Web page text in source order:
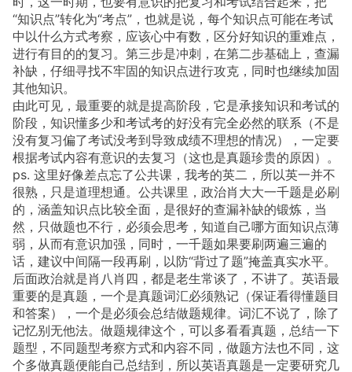
“知识点”转化为“考点”，也就是说，每个知识点可能在考试
中以什么方式考察，应该心中有数，区分好知识的重难点，
进行有目的的复习。第三步是冲刺，在第二步基础上，查漏
补缺，仔细寻找不牢固的知识点进行攻克，同时也继续加固
其他知识。
由此可见，最重要的就是提高阶段，它是承接知识和考试的
阶段，知识懂多少和考试考的好没有完全必然的联系（不是
没有复习偏了考试没考到导致成绩不理想的情况），一定要
根据考试内容有意识的去复习（这也是真题珍贵的原因）。
ps. 这里好像差点忘了公共课，我考的英二，所以英一并不
很熟，只是道理想通。公共课里，政治肖大大一千题是必刷
的，涵盖知识点比较全面，是很好的查漏补缺的锻炼，当
然，只做题也不行，必须会思考，知道自己哪方面知识点薄
弱，从而有意识加强，同时，一千题如果要刷两遍三遍的
话，建议中间隔一段再刷，以防“背过了题”掩盖真实水平。
后面政治就是肖八肖四，都是老生常谈了，不讲了。英语最
重要的是真题，一个是真题词汇必须熟记（保证看得懂题目
和答案），一个是必须会总结做题规律。词汇不说了，除了
记忆别无他法。做题规律这个，可以多看看真题，总结一下
题型，不同题型考察方式和内容不同，做题方法也不同，这
个多做真题便能自己总结到，所以英语真题是一定要研究几